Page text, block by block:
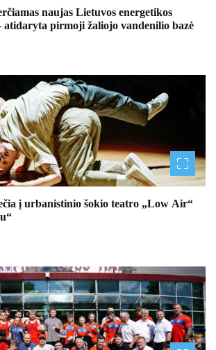
naujas Lietuvos energetikos
atidaryta pirmoji žaliojo vandenilio bazė
į urbanistinio šokio teatro „Low Air“